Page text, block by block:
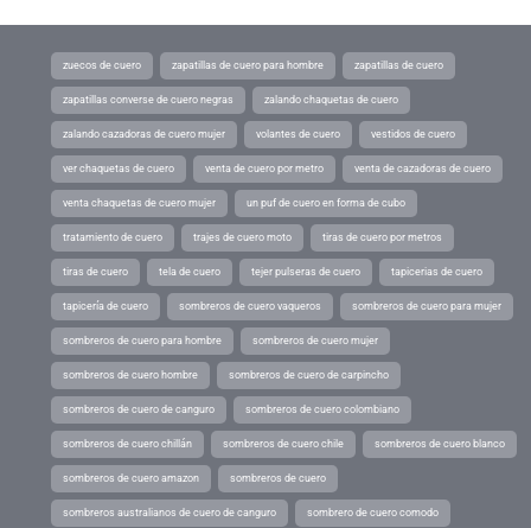
zuecos de cuero zapatillas de cuero para hombre zapatillas de cuero
zapatillas converse de cuero negras zalando chaquetas de cuero
zalando cazadoras de cuero mujer volantes de cuero vestidos de cuero
ver chaquetas de cuero venta de cuero por metro venta de cazadoras de cuero
venta chaquetas de cuero mujer un puf de cuero en forma de cubo
tratamiento de cuero trajes de cuero moto tiras de cuero por metros
tiras de cuero tela de cuero tejer pulseras de cuero tapicerias de cuero
tapicería de cuero sombreros de cuero vaqueros sombreros de cuero para mujer
sombreros de cuero para hombre sombreros de cuero mujer
sombreros de cuero hombre sombreros de cuero de carpincho
sombreros de cuero de canguro sombreros de cuero colombiano
sombreros de cuero chillán sombreros de cuero chile sombreros de cuero blanco
sombreros de cuero amazon sombreros de cuero
sombreros australianos de cuero de canguro sombrero de cuero comodo